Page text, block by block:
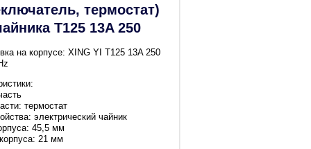
термостат)
T125 13A 250
на корпусе: XING YI T125 13A 250
термостат
электрический чайник
45,5 мм
21 мм